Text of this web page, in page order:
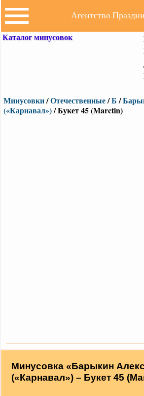
Агентство
Каталог минусовок
Минусовки/Отечественные/Б/
(«Карнавал»)/ Букет 45 (Marctin)
Минусовка «Барыкин
(«Карнавал») – Букет 45